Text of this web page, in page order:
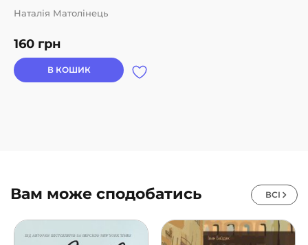
160 грн
Наталія Матолінець
В КОШИК
Вам може сподобатись ВСІ